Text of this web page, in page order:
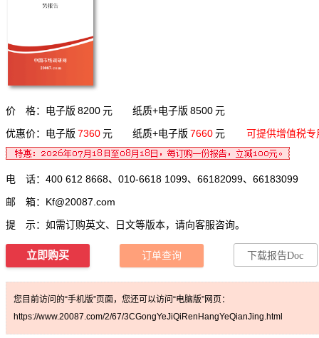
价 格：电子版 8200 元 纸质+电子版 8500 元
优惠价：电子版 7360 元 纸质+电子版 7660 元 可提供增值税专
电 话：400 612 8668、010-6618 1099、66182099、66183099
邮 箱： Kf@20087.com
提 示：如需订购英文、日文等版本，请向客服咨询。
立即购买 订单查询 下载报告Doc
您目前访问的“手机版”页面，您还可以访问“电脑版”网页：
https://www.20087.com/2/67/3CGongYeJiQiRenHangYeQianJing.html